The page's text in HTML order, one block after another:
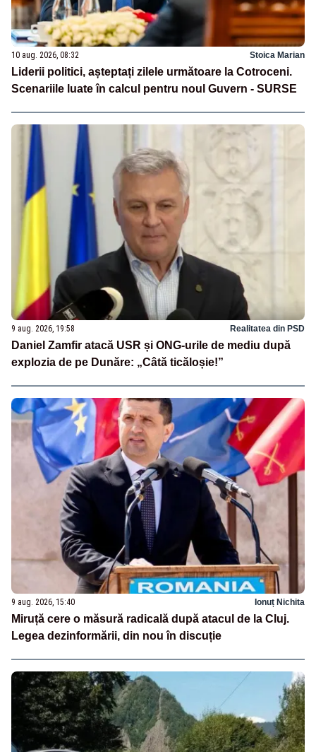
10 aug. 2026, 08:32 Stoica Marian
Liderii politici, așteptați zilele următoare la Cotroceni.
Scenariile luate în calcul pentru noul Guvern - SURSE
9 aug. 2026, 19:58 Realitatea din PSD
Daniel Zamfir atacă USR și ONG-urile de mediu după
explozia de pe Dunăre: „Câtă ticăloșie!”
9 aug. 2026, 15:40 Ionuț Nichita
Miruță cere o măsură radicală după atacul de la Cluj.
Legea dezinformării, din nou în discuție